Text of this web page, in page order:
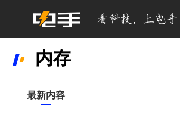
内存
最新内容